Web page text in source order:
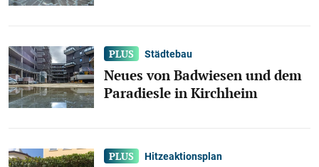
Städtebau
Neues von Badwiesen und dem
Paradiesle in Kirchheim
Hitzeaktionsplan